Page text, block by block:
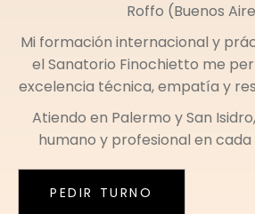
Roffo (Buenos
Mi formación internacional y
el Sanatorio Finochietto me
excelencia técnica, empatía y
Atiendo en Palermo ySan Isidro
humano y profesional en
PEDIR TURNO